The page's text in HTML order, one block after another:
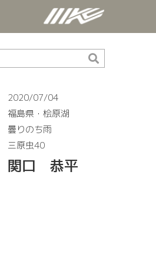
2020/07/04
福島県・桧原湖
曇りのち雨
三原虫40
関口 恭平